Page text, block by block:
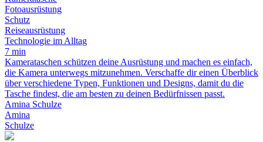
Fotoausrüstung
Schutz
Reiseausrüstung
Technologie im Alltag
7 min
Kamerataschen schützen deine Ausrüstung und machen es einfach,
die Kamera unterwegs mitzunehmen. Verschaffe dir einen Überblick
über verschiedene Typen, Funktionen und Designs, damit du die
Tasche findest, die am besten zu deinen Bedürfnissen passt.
Amina Schulze
Amina
Schulze